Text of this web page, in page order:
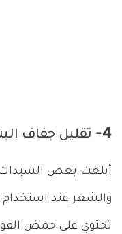
4- تقليل جفاف البشرة
أبلغت بعض
والشعر عند استخدام
تحتوي على حمض